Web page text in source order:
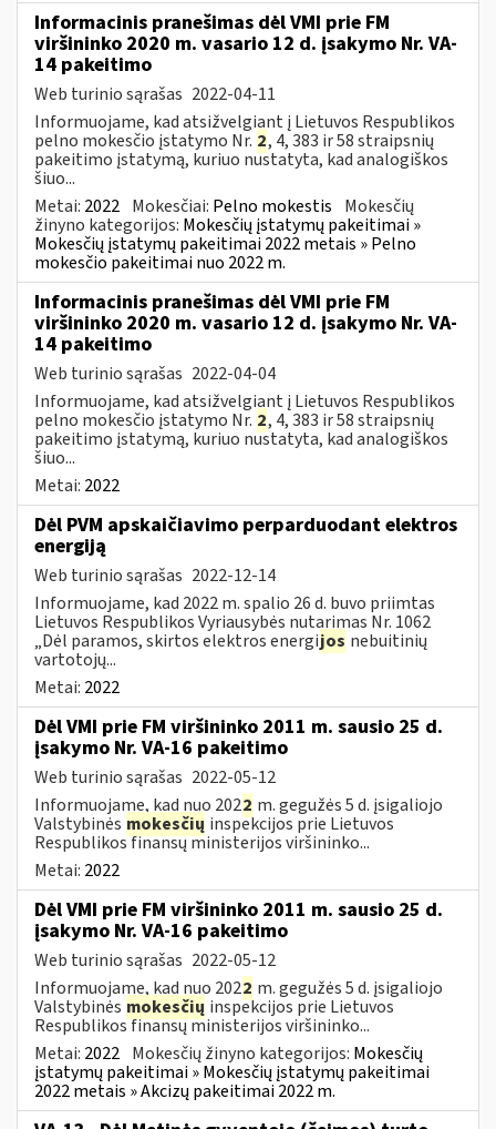
Informacinis pranešimas dėl VMI prie FM
viršininko 2020 m. vasario 12 d. įsakymo Nr. VA-
14 pakeitimo
Web turinio sąrašas 2022-04-11
Informuojame, kad atsižvelgiant į Lietuvos Respublikos
pelno mokesčio įstatymo Nr. 2, 4, 383 ir 58 straipsnių
pakeitimo įstatymą, kuriuo nustatyta, kad analogiškos
šiuo...
Metai: 2022 Mokesčiai: Pelno mokestis Mokesčių
žinyno kategorijos: Mokesčių įstatymų pakeitimai »
Mokesčių įstatymų pakeitimai 2022 metais » Pelno
mokesčio pakeitimai nuo 2022 m.
Informacinis pranešimas dėl VMI prie FM
viršininko 2020 m. vasario 12 d. įsakymo Nr. VA-
14 pakeitimo
Web turinio sąrašas 2022-04-04
Informuojame, kad atsižvelgiant į Lietuvos Respublikos
pelno mokesčio įstatymo Nr. 2, 4, 383 ir 58 straipsnių
pakeitimo įstatymą, kuriuo nustatyta, kad analogiškos
šiuo...
Metai: 2022
Dėl PVM apskaičiavimo perparduodant elektros
energiją
Web turinio sąrašas 2022-12-14
Informuojame, kad 2022 m. spalio 26 d. buvo priimtas
Lietuvos Respublikos Vyriausybės nutarimas Nr. 1062
„Dėl paramos, skirtos elektros energijos nebuitinių
vartotojų...
Metai: 2022
Dėl VMI prie FM viršininko 2011 m. sausio 25 d.
įsakymo Nr. VA-16 pakeitimo
Web turinio sąrašas 2022-05-12
Informuojame, kad nuo 2022 m. gegužės 5 d. įsigaliojo
Valstybinės mokesčių inspekcijos prie Lietuvos
Respublikos finansų ministerijos viršininko...
Metai: 2022
Dėl VMI prie FM viršininko 2011 m. sausio 25 d.
įsakymo Nr. VA-16 pakeitimo
Web turinio sąrašas 2022-05-12
Informuojame, kad nuo 2022 m. gegužės 5 d. įsigaliojo
Valstybinės mokesčių inspekcijos prie Lietuvos
Respublikos finansų ministerijos viršininko...
Metai: 2022 Mokesčių žinyno kategorijos: Mokesčių
įstatymų pakeitimai » Mokesčių įstatymų pakeitimai
2022 metais » Akcizų pakeitimai 2022 m.